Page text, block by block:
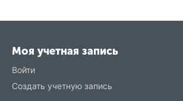
Моя учетная запись
Войти
Создать учетную запись